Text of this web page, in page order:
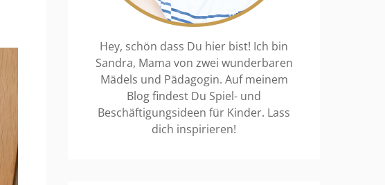
Hey, schön dass Du hier bist! Ich bin
Sandra, Mama von zwei wunderbaren
Mädels und Pädagogin. Auf meinem
Blog findest Du Spiel- und
Beschäftigungsideen für Kinder. Lass
dich inspirieren!